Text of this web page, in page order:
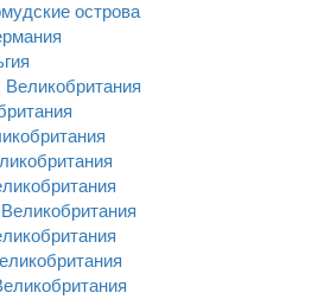
острова
Великобритания